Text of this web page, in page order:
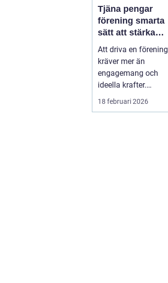
Tjäna pengar
förening smarta
sätt att stärka
kassan utan
krångel
Att driva en förening
kräver mer än
engagemang och
ideella krafter.
Träningshallar ska
18 februari 2026